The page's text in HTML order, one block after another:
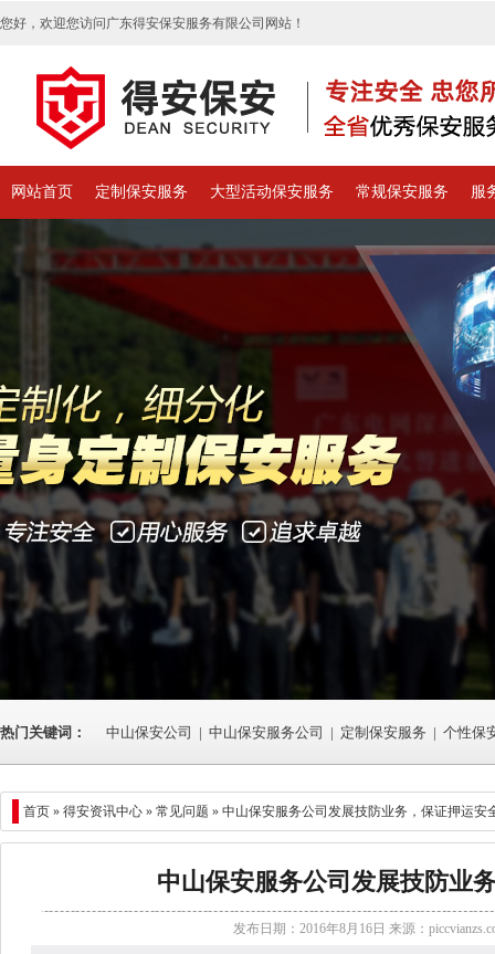
您好，欢迎您访问广东得安保安服务有限公司网站！
网站首页 定制保安服务 大型活动保安服务 常规保安服务 服
热门关键词： 中山保安公司 | 中山保安服务公司 | 定制保安服务 | 个性保
首页 » 得安资讯中心 » 常见问题 » 中山保安服务公司发展技防业务，保证押运安
中山保安服务公司发展技防业
发布日期：2016年8月16日 来源：